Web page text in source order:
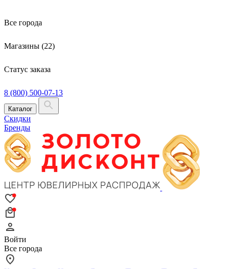
Все города
Магазины (22)
Статус заказа
8 (800) 500-07-13
Каталог
Скидки
Бренды
Войти
Все города